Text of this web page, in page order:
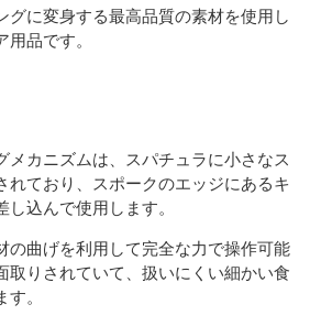
グに変身する最高品質の素材を使用し
品です。
メカニズムは、スパチュラに小さなス
れており、スポークのエッジにあるキ
込んで使用します。
の曲げを利用して完全な力で操作可能
取りされていて、扱いにくい細かい食
。